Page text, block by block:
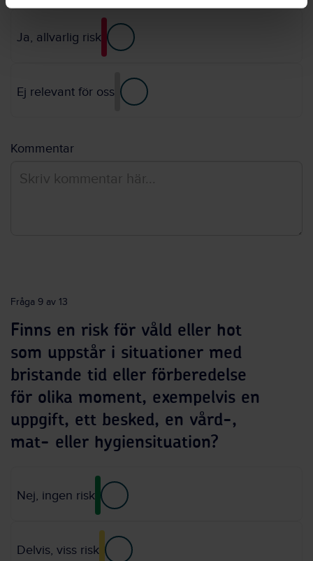
Ja, allvarlig risk
Ej relevant för oss
Kommentar
Fråga 9 av 13
Finns en risk för våld eller hot
som uppstår i situationer med
bristande tid eller förberedelse
för olika moment, exempelvis en
uppgift, ett besked, en vård-,
mat- eller hygiensituation?
Nej, ingen risk
Delvis, viss risk